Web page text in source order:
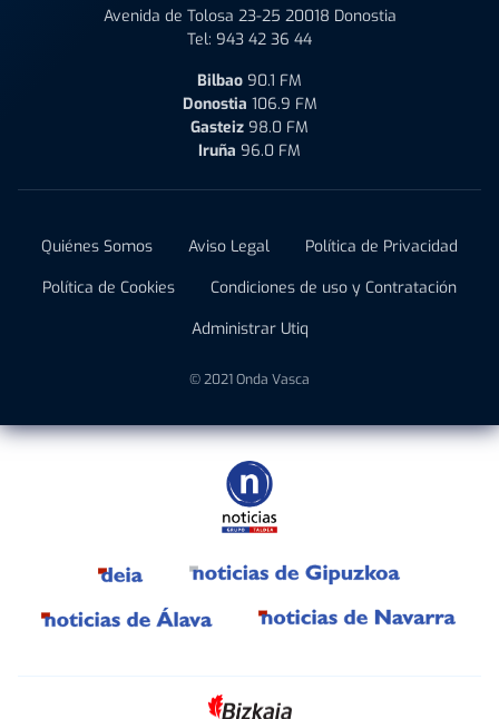
Avenida de Tolosa 23-25 20018 Donostia
Tel: 943 42 36 44
Bilbao 90.1 FM
Donostia 106.9 FM
Gasteiz 98.0 FM
Iruña 96.0 FM
Quiénes Somos Aviso Legal
Política de Privacidad
Política de Cookies
Condiciones de uso y Contratación
Administrar Utiq
© 2021 Onda Vasca